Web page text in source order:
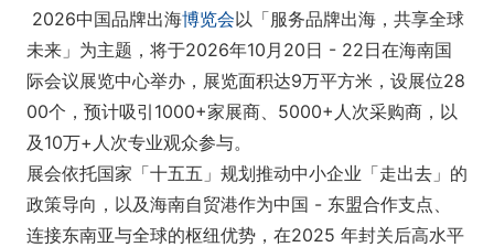
2026中国品牌出海博览会以「服务品牌出海，共享全球
未来」为主题，将于2026年10月20日 - 22日在海南国
际会议展览中心举办，展览面积达9万平方米，设展位28
00个，预计吸引1000+家展商、5000+人次采购商，以
及10万+人次专业观众参与。
展会依托国家「十五五」规划推动中小企业「走出去」的
政策导向，以及海南自贸港作为中国 - 东盟合作支点、
连接东南亚与全球的枢纽优势，在2025 年封关后高水平